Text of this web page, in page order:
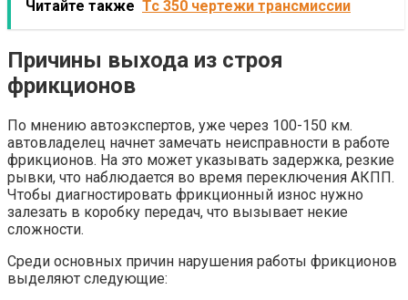
Читайте также Тс 350 чертежи трансмиссии
Причины выхода из строя
фрикционов
По мнению автоэкспертов, уже через 100-150 км.
автовладелец начнет замечать неисправности в работе
фрикционов. На это может указывать задержка, резкие
рывки, что наблюдается во время переключения АКПП.
Чтобы диагностировать фрикционный износ нужно
залезать в коробку передач, что вызывает некие
сложности.
Среди основных причин нарушения работы фрикционов
выделяют следующие: